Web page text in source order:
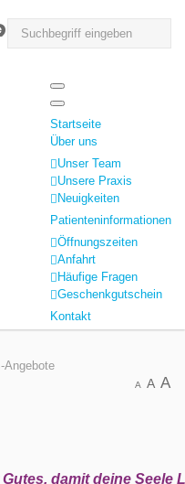
Startseite
Über uns
Unser Team
Unsere Praxis
Neuigkeiten
Patienteninformationen
Öffnungszeiten
Anfahrt
Häufige Fragen
Geschenkgutschein
Kontakt
Angebote
A A A
damit deine Seele